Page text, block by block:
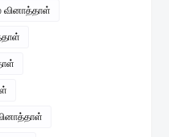
வினாத்தாள்